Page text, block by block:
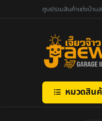
Skip to navigationศูนย์รวมสินค้าแต่งบ้าน
หมวดสิน